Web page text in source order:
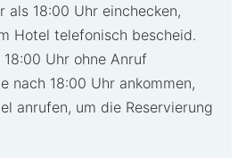
als 18:00 Uhr einchecken,
Hotel telefonisch bescheid.
Uhr ohne Anruf
nach 18:00 Uhr ankommen,
anrufen, um die Reservierung